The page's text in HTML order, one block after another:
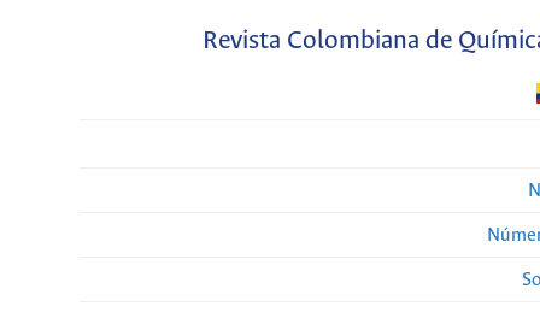
Revista Colombiana de